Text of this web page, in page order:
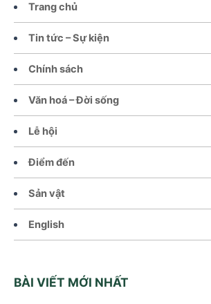
Trang chủ
Tin tức – Sự kiện
Chính sách
Văn hoá – Đời sống
Lễ hội
Điểm đến
Sản vật
English
BÀI VIẾT MỚI NHẤT